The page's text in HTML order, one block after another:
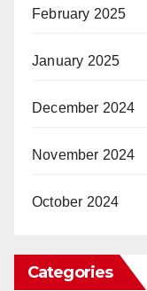
February 2025
January 2025
December 2024
November 2024
October 2024
Categories